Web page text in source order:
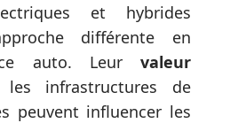
et hybrides
différente en
auto. Leur valeur
infrastructures de
peuvent influencer les